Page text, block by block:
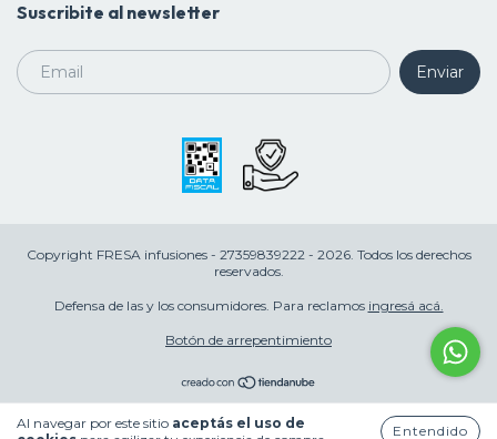
Al navegar por este sitio aceptás el uso de
Entendido
Suscribite al newsletter
Copyright FRESA infusiones - 27359839222 - 2026. Todos los derechos
reservados.
Defensa de las y los consumidores. Para reclamos ingresá acá.
Botón de arrepentimiento